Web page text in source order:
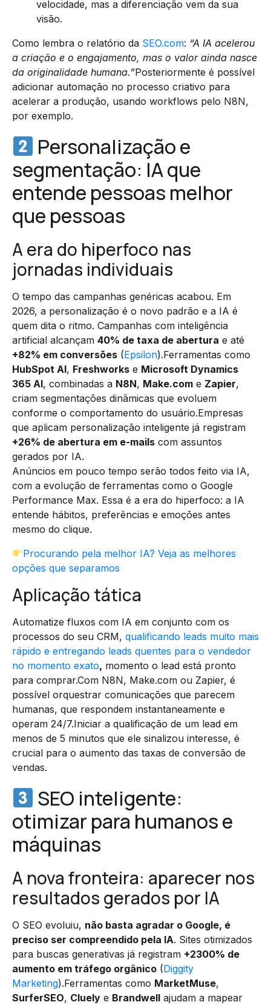
velocidade, mas a diferenciação vem da sua
visão.
Como lembra o relatório da SEO.com: “A IA acelerou
a criação e o engajamento, mas o valor ainda nasce
da originalidade humana.”Posteriormente é possível
adicionar automação no processo criativo para
acelerar a produção, usando workflows pelo N8N,
por exemplo.
Personalização e
segmentação: IA que
entende pessoas melhor
que pessoas
A era do hiperfoco nas
jornadas individuais
O tempo das campanhas genéricas acabou. Em
2026, a personalização é o novo padrão e a IA é
quem dita o ritmo. Campanhas com inteligência
artificial alcançam 40% de taxa de abertura e até
+82% em conversões (Epsilon).Ferramentas como
HubSpot AI, Freshworks e Microsoft Dynamics
365 AI, combinadas a N8N, Make.com e Zapier,
criam segmentações dinâmicas que evoluem
conforme o comportamento do usuário.Empresas
que aplicam personalização inteligente já registram
+26% de abertura em e-mails com assuntos
gerados por IA.
Anúncios em pouco tempo serão todos feito via IA,
com a evolução de ferramentas como o Google
Performance Max. Essa é a era do hiperfoco: a IA
entende hábitos, preferências e emoções antes
mesmo do clique.
Procurando pela melhor IA? Veja as melhores
opções que separamos
Aplicação tática
Automatize fluxos com IA em conjunto com os
processos do seu CRM, qualificando leads muito mais
rápido e entregando leads quentes para o vendedor
no momento exato, momento o lead está pronto
para comprar.Com N8N, Make.com ou Zapier, é
possível orquestrar comunicações que parecem
humanas, que respondem instantaneamente e
operam 24/7.Iniciar a qualificação de um lead em
menos de 5 minutos que ele sinalizou interesse, é
crucial para o aumento das taxas de conversão de
vendas.
SEO inteligente:
otimizar para humanos e
máquinas
A nova fronteira: aparecer nos
resultados gerados por IA
O SEO evoluiu, não basta agradar o Google, é
preciso ser compreendido pela IA. Sites otimizados
para buscas generativas já registram +2300% de
aumento em tráfego orgânico (Diggity
Marketing).Ferramentas como MarketMuse,
SurferSEO, Cluely e Brandwell ajudam a mapear